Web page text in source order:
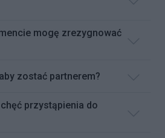
mogę zrezygnować
zostać partnerem?
przystąpienia do